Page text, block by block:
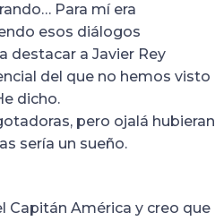
Para mí era
esos diálogos
destacar a Javier Rey
del que no hemos visto
dicho.
pero ojalá hubieran
sería un sueño.
Capitán América y creo que